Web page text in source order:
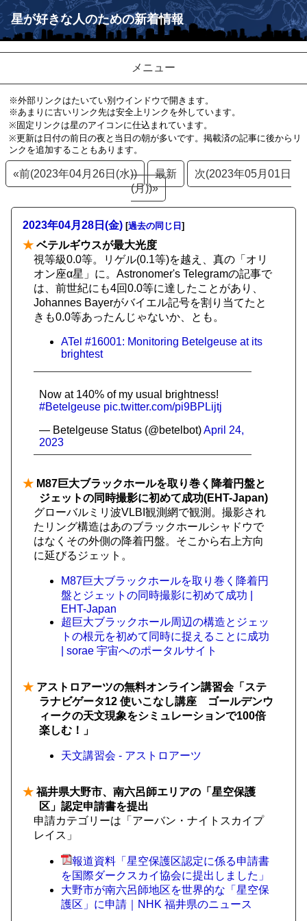
星が好きな人のための新着情報
メニュー
※外部リンクはたいてい別ウインドウで開きます。
※あまりに古いリンク先は安全上リンクを外しています。
※固定リンクは星のアイコンに仕込まれています。
※更新は日付の前日の夜と当日の朝が多いです。掲載済の記事に後からリ
ンクを追加することもあります。
«前(2023年04月26日(水)) 最新
次(2023年05月01日
(月))»
2023年04月28日(金) [過去の同じ日 ]
★ ベテルギウスが最大光度
視等級0.0等。リゲル(0.1等)を越え、真の「オリ
オン座α星」に。Astronomer's Telegramの記事で
は、前世紀にも4回0.0等に達したことがあり、
Johannes Bayerがバイエル記号を割り当てたと
きも0.0等あったんじゃないか、とも。
ATel #16001: Monitoring Betelgeuse at its
brightest
Now at 140% of my usual brightness!
#Betelgeuse pic.twitter.com/pi9BPLijtj
— Betelgeuse Status (@betelbot)April 24,
2023
★ M87巨大ブラックホールを取り巻く降着円盤と
ジェットの同時撮影に初めて成功(EHT-Japan)
グローバルミリ波VLBI観測網で観測。撮影され
たリング構造はあのブラックホールシャドウで
はなくその外側の降着円盤。そこから右上方向
に延びるジェット。
M87巨大ブラックホールを取り巻く降着円
盤とジェットの同時撮影に初めて成功 |
EHT-Japan
超巨大ブラックホール周辺の構造とジェッ
トの根元を初めて同時に捉えることに成功
| sorae 宇宙へのポータルサイト
★ アストロアーツの無料オンライン講習会「ステ
ラナビゲータ12 使いこなし講座 ゴールデンウ
ィークの天文現象をシミュレーションで100倍
楽しむ！」
天文講習会 - アストロアーツ
★福井県大野市、南六呂師エリアの「星空保護
区」認定申請書を提出
申請カテゴリーは「アーバン・ナイトスカイプ
レイス」
報道資料「星空保護区認定に係る申請書
を国際ダークスカイ協会に提出しました」
大野市が南六呂師地区を世界的な「星空保
護区」に申請｜NHK 福井県のニュース